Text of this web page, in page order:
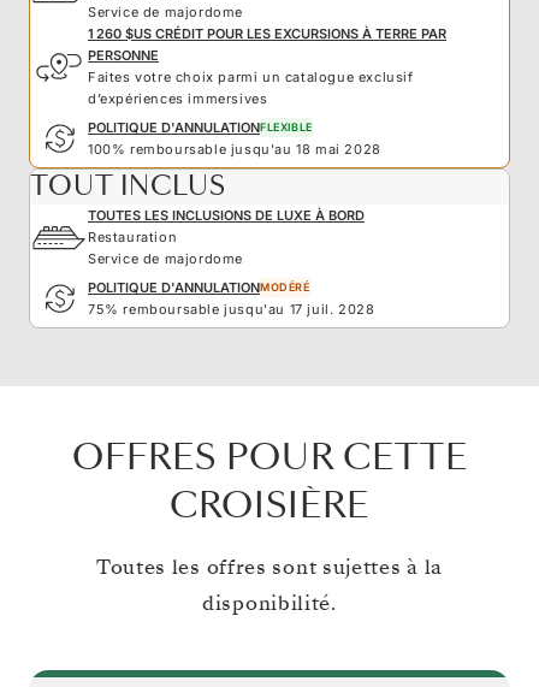
Service de majordome
1 260 $US CRÉDIT POUR LES EXCURSIONS À TERRE PAR
PERSONNE
Faites votre choix parmi un catalogue exclusif
d’expériences immersives
POLITIQUE D'ANNULATIONFLEXIBLE
100% remboursable jusqu'au 18 mai 2028
TOUT INCLUS
TOUTES LES INCLUSIONS DE LUXE À BORD
Restauration
Service de majordome
POLITIQUE D'ANNULATIONMODÉRÉ
75% remboursable jusqu'au 17 juil. 2028
OFFRES POUR CETTE
CROISIÈRE
Toutes les offres sont sujettes à la
disponibilité.